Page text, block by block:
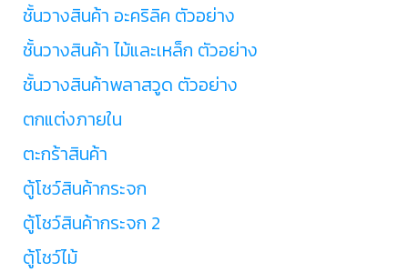
ชั้นวางสินค้า อะคริลิค ตัวอย่าง
ชั้นวางสินค้า ไม้และเหล็ก ตัวอย่าง
ชั้นวางสินค้าพลาสวูด ตัวอย่าง
ตกแต่งภายใน
ตะกร้าสินค้า
ตู้โชว์สินค้ากระจก
ตู้โชว์สินค้ากระจก 2
ตู้โชว์ไม้